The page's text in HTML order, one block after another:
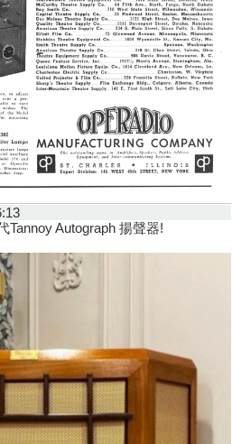
Tannoy Autograph 揚聲器!